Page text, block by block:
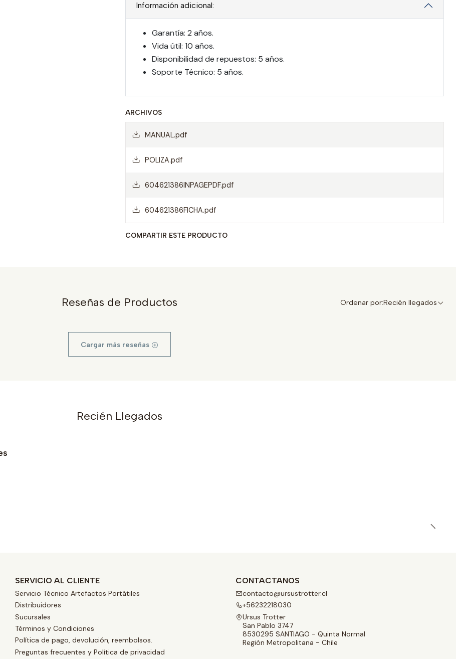
Información adicional:
Garantía: 2 años.
Vida útil: 10 años.
Disponibilidad de repuestos: 5 años.
Soporte Técnico: 5 años.
ARCHIVOS
MANUAL.pdf
POLIZA.pdf
604621386INPAGEPDF.pdf
604621386FICHA.pdf
COMPARTIR ESTE PRODUCTO
Reseñas de Productos Ordenar por:Recién llegados
Cargar más reseñas
Recién Llegados
SERVICIO AL CLIENTE
Servicio Técnico Artefactos Portátiles
Distribuidores
Sucursales
Términos y Condiciones
Política de pago, devolución, reembolsos.
Preguntas frecuentes y Política de privacidad
CONTACTANOS
contacto@ursustrotter.cl
+56232218030
Ursus Trotter
San Pablo 3747
8530295 SANTIAGO - Quinta Normal
Región Metropolitana - Chile